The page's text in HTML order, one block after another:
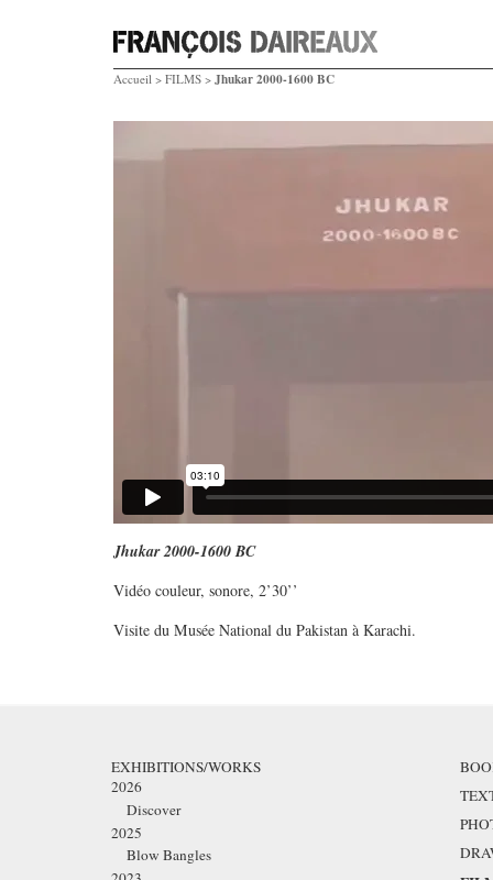
Accueil > FILMS> Jhukar 2000-1600 BC
Jhukar 2000-1600 BC
Vidéo couleur, sonore, 2’30’’
Visite du Musée National du Pakistan à Karachi.
EXHIBITIONS/WORKS
2026
Discover
2025
Blow Bangles